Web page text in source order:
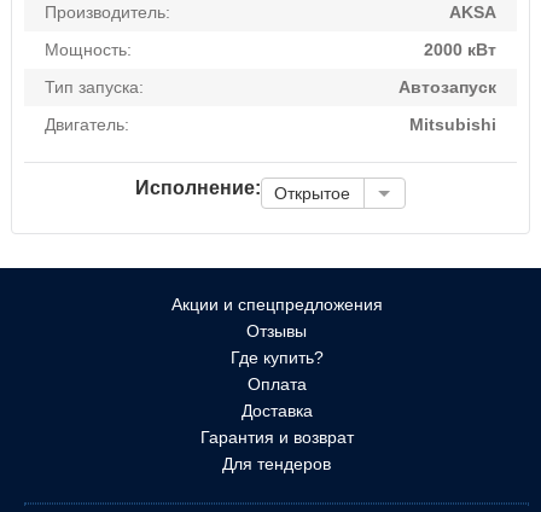
Производитель:
AKSA
Мощность:
2000 кВт
Тип запуска:
Автозапуск
Двигатель:
Mitsubishi
Исполнение: Открытое
Акции и спецпредложения
Отзывы
Где купить?
Оплата
Доставка
Гарантия и возврат
Для тендеров